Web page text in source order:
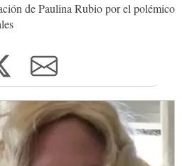
de Paulina Rubio por el polémico